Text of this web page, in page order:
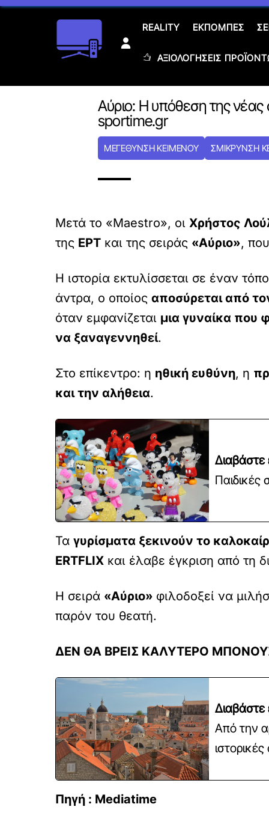
Skip
REALITY ΕΚΠΟΜΠΈΣ
ΑΞΙΟΛΟΓΉΣΕΙΣ
Αύριο: Η υπόθεση της νέας
sportime.gr
ΜΕΓΕΘΥΝΣΗ ΚΕΙΜΕΝΟΥ ΣΜΙΚΡΥΝΣΗ
Μετά το «Maestro», οι Χρήστος
της ΕΡΤ και της σειράς «Αύριο»,
Η ιστορία εκτυλίσσεται σε έναν τόπο
άντρα, ο οποίος αποσύρεται από
όταν εμφανίζεται μια γυναίκα που
να ξαναγεννηθεί.
Στο επίκεντρο: η ηθική ευθύνη, η
και την αλήθεια.
Διαβάστε
Παιδικές
Τα γυρίσματα ξεκινούν το
ERTFLIX και έλαβε έγκριση από τη
Η σειρά «Αύριο» φιλοδοξεί να
παρόν του θεατή.
ΔΕΝ ΘΑ ΒΡΕΙΣ ΚΑΛΥΤΕΡΟ
Διαβάστε
Από την
Πηγή : Mediatime